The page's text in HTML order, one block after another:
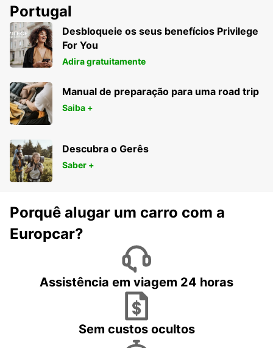
Portugal
Desbloqueie os seus benefícios Privilege
For You
Adira gratuitamente
Manual de preparação para uma road trip
Saiba +
Descubra o Gerês
Saber +
Porquê alugar um carro com a
Europcar?
Assistência em viagem 24 horas
Sem custos ocultos